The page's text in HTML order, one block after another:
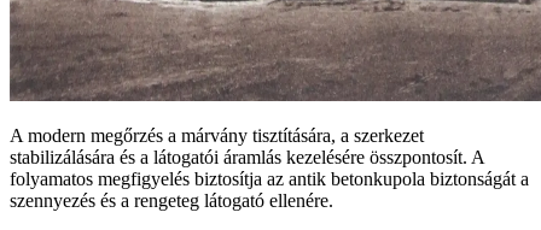
A modern megőrzés a márvány tisztítására, a szerkezet
stabilizálására és a látogatói áramlás kezelésére összpontosít. A
folyamatos megfigyelés biztosítja az antik betonkupola biztonságát a
szennyezés és a rengeteg látogató ellenére.